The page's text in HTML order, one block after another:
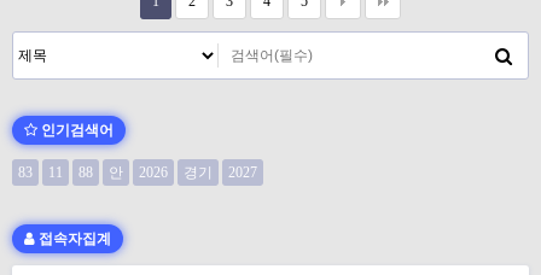
인기검색어
83 11 88 안 2026 경기 2027
접속자집계